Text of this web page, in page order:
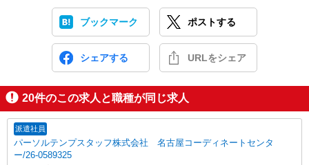
ブックマーク ポストする
シェアする URLをシェア
20件のこの求人と職種が同じ求人
派遣社員
パーソルテンプスタッフ株式会社 名古屋コーディネートセンタ
ー/26-0589325